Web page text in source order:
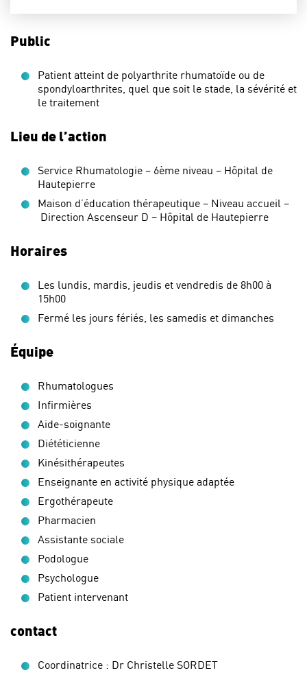
Public
Patient atteint de polyarthrite rhumatoïde ou de
spondyloarthrites, quel que soit le stade, la sévérité et
le traitement
Lieu de l’action
Service Rhumatologie – 6ème niveau – Hôpital de
Hautepierre
Maison d’éducation thérapeutique – Niveau accueil –
Direction Ascenseur D – Hôpital de Hautepierre
Horaires
Les lundis, mardis, jeudis et vendredis de 8h00 à
15h00
Fermé les jours fériés, les samedis et dimanches
Équipe
Rhumatologues
Infirmières
Aide-soignante
Diététicienne
Kinésithérapeutes
Enseignante en activité physique adaptée
Ergothérapeute
Pharmacien
Assistante sociale
Podologue
Psychologue
Patient intervenant
contact
Coordinatrice : Dr Christelle SORDET